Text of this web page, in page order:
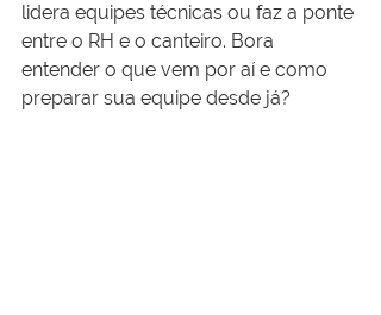
lidera equipes técnicas ou faz a ponte
entre o RH e o canteiro. Bora
entender o que vem por aí e como
preparar sua equipe desde já?